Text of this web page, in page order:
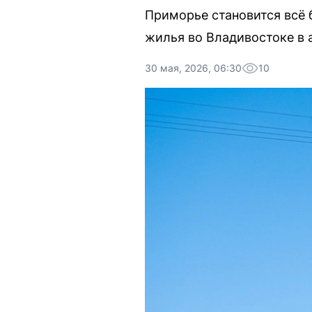
Приморье становится
жилья во Владивостоке в
30 мая, 2026, 06:30 10